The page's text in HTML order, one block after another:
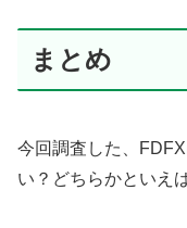
まとめ
今回調査した、
い？どちらかといえ